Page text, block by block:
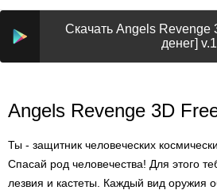
Скачать Angels Revenge
денег]
Angels Revenge 3D
Ты - защитник человеческих
Спасай род человечества! Для этого
лезвия и кастеты. Каждый вид оружия